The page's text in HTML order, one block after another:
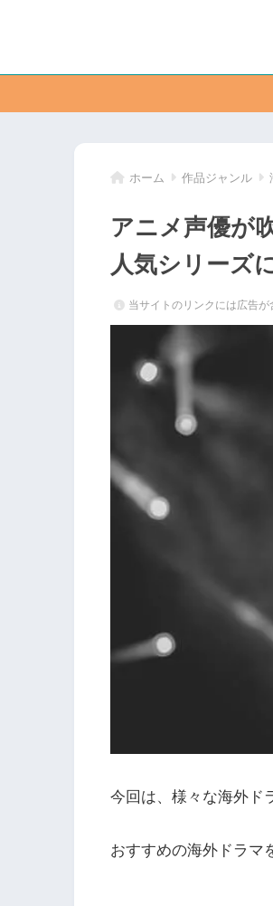
ホーム 作品ジャンル
アニメ声優が
人気シリーズ
当サイトのリンクには広告が
今回は、様々な海外ド
おすすめの海外ドラマ